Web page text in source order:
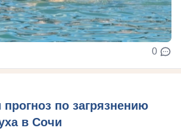
0
по загрязнению
в Сочи